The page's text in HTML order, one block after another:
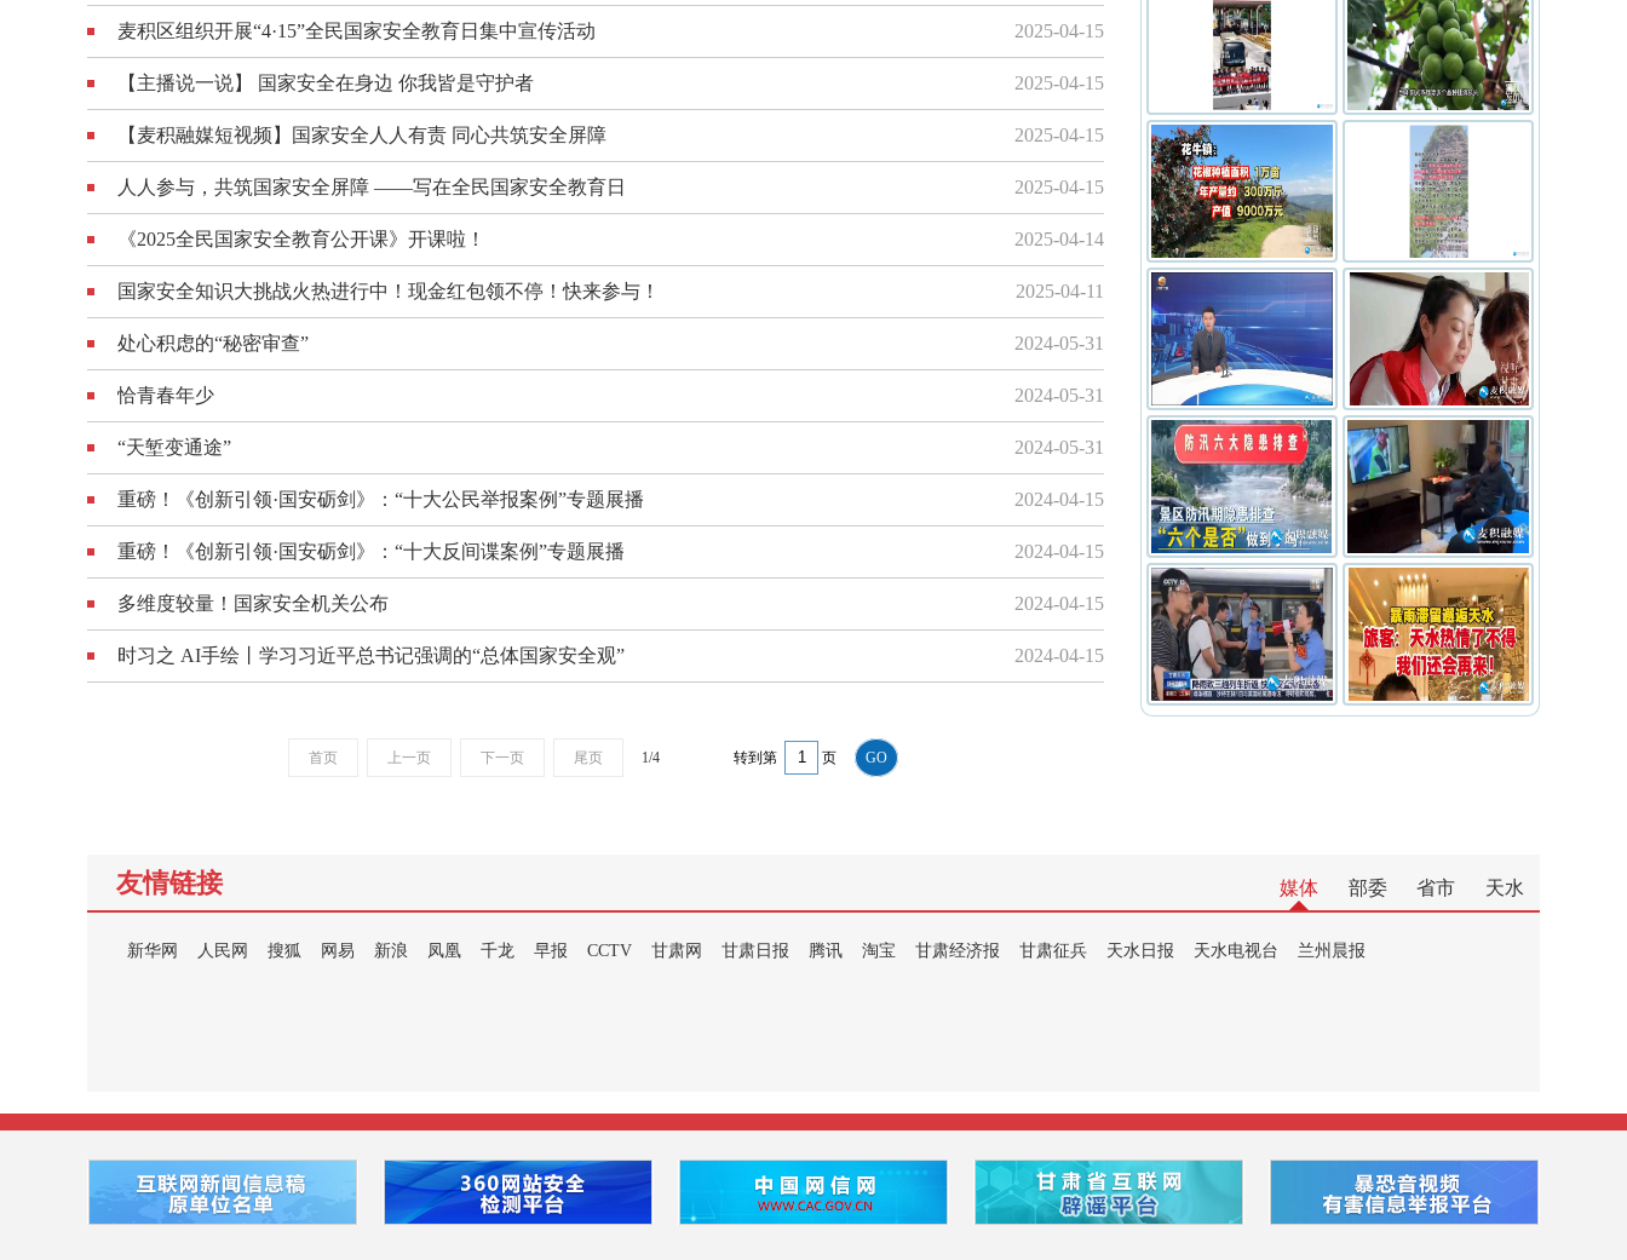
麦积区组织开展“4·15”全民国家安全教育日集中宣传活动 2025-04-15
【主播说一说】 国家安全在身边 你我皆是守护者 2025-04-15
【麦积融媒短视频】国家安全人人有责 同心共筑安全屏障 2025-04-15
人人参与，共筑国家安全屏障 ——写在全民国家安全教育日 2025-04-15
《2025全民国家安全教育公开课》开课啦！ 2025-04-14
国家安全知识大挑战火热进行中！现金红包领不停！快来参与！ 2025-04-11
处心积虑的“秘密审查” 2024-05-31
恰青春年少 2024-05-31
“天堑变通途” 2024-05-31
重磅！《创新引领·国安砺剑》：“十大公民举报案例”专题展播 2024-04-15
重磅！《创新引领·国安砺剑》：“十大反间谍案例”专题展播 2024-04-15
多维度较量！国家安全机关公布 2024-04-15
时习之 AI手绘丨学习习近平总书记强调的“总体国家安全观” 2024-04-15
首页 上一页 下一页 尾页 1/4 转到第 页 GO
友情链接 媒体 部委 省市 天水
新华网 人民网 搜狐 网易 新浪 凤凰 千龙 早报 CCTV 甘肃网 甘肃日报 腾讯 淘宝 甘肃经济报 甘肃征兵 天水日报 天水电视台 兰州晨报